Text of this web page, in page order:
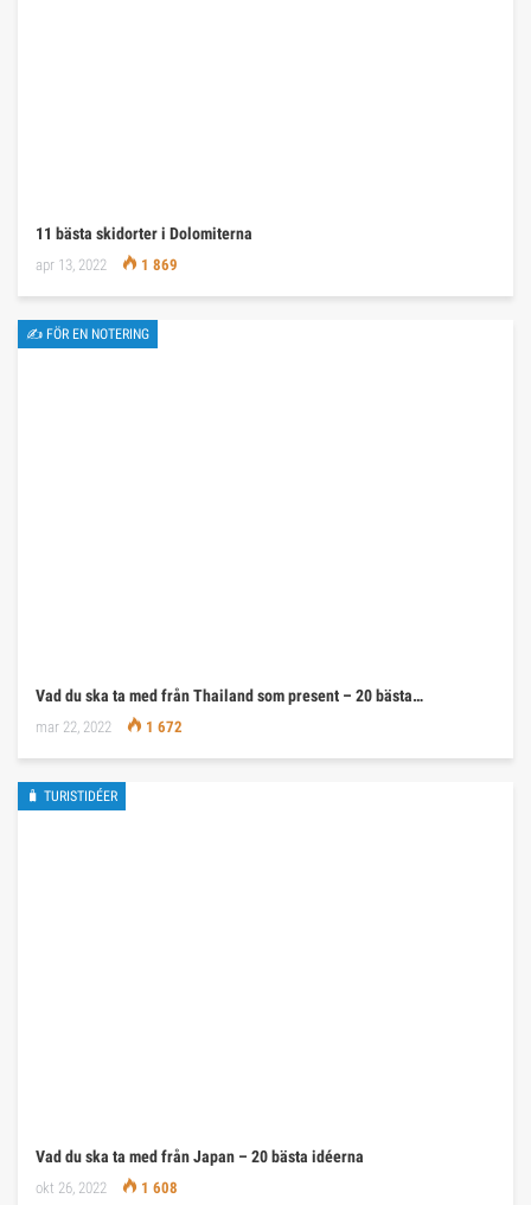
11 bästa skidorter i Dolomiterna
apr 13, 2022 1 869
✍ FÖR EN NOTERING
Vad du ska ta med från Thailand som present – 20 bästa…
mar 22, 2022 1 672
🧳 TURISTIDÉER
Vad du ska ta med från Japan – 20 bästa idéerna
okt 26, 2022 1 608